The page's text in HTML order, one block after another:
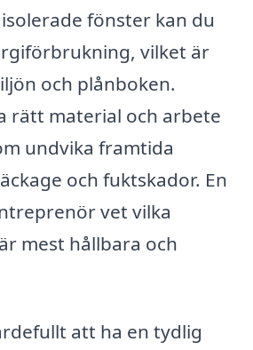
fönster kan du
vilket är
och plånboken.
rätt material och arbete
undvika framtida
och fuktskador. En
vet vilka
mest hållbara och
att ha en tydlig